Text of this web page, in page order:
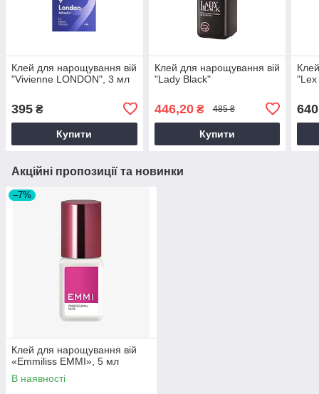
Клей для нарощування вій
"Vivienne LONDON", 3 мл
395 ₴
Купити
Клей для нарощування вій
"Lady Black"
446,20₴ 485 ₴
Купити
640
Акційні пропозиції та новинки
–7%
Клей для нарощування вій
«Emmiliss EMMI», 5 мл
В наявності